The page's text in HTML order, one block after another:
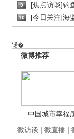
9 [焦点访谈]钓
10 [今日关注]海
锘�
微博推荐
中国城市幸福
微访谈 | 微直播 |